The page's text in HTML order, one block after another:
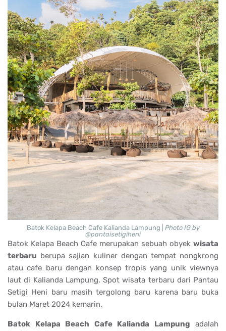
Batok Kelapa Beach Cafe Kalianda Lampung | Photo IG by
@pantaisetigiheni
Batok Kelapa Beach Cafe merupakan sebuah obyek wisata
terbaru berupa sajian kuliner dengan tempat nongkrong
atau cafe baru dengan konsep tropis yang unik viewnya
laut di Kalianda Lampung. Spot wisata terbaru dari Pantau
Setigi Heni baru masih tergolong baru karena baru buka
bulan Maret 2024 kemarin.
Batok Kelapa Beach Cafe Kalianda Lampung adalah